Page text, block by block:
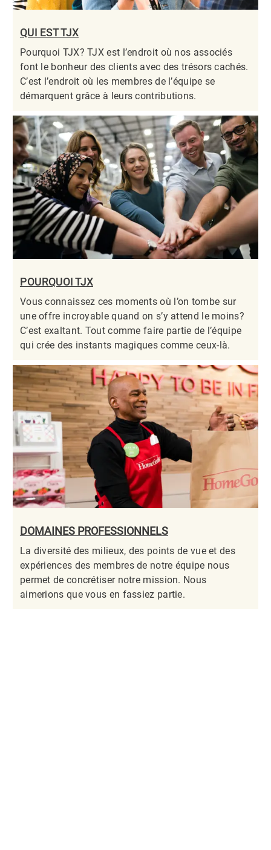
QUI EST TJX
Pourquoi TJX? TJX est l’endroit où nos associés
font le bonheur des clients avec des trésors cachés.
C’est l’endroit où les membres de l’équipe se
démarquent grâce à leurs contributions.​​​​​​​
POURQUOI TJX
Vous connaissez ces moments où l’on tombe sur
une offre incroyable quand on s’y attend le moins?
C’est exaltant. Tout comme faire partie de l’équipe
qui crée des instants magiques comme ceux-là.​​​​​​​
DOMAINES PROFESSIONNELS
La diversité des milieux, des points de vue et des
expériences des membres de notre équipe nous
permet de concrétiser notre mission. Nous
aimerions que vous en fassiez partie.​​​​​​​